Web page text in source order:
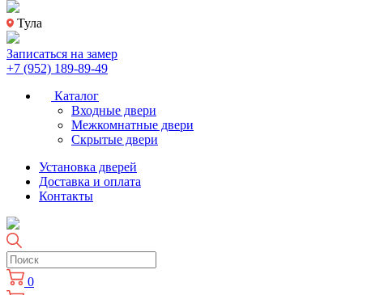
Тула
Записаться на замер
+7 (952) 189-89-49
Каталог
Входные двери
Межкомнатные двери
Скрытые двери
Установка дверей
Доставка и оплата
Контакты
0